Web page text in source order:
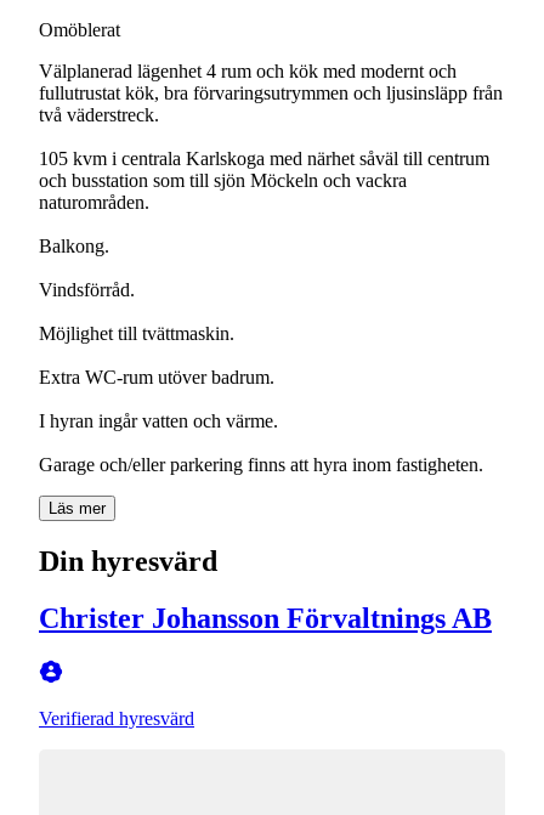
Omöblerat
Välplanerad lägenhet 4 rum och kök med modernt och
fullutrustat kök, bra förvaringsutrymmen och ljusinsläpp från
två väderstreck.
105 kvm i centrala Karlskoga med närhet såväl till centrum
och busstation som till sjön Möckeln och vackra
naturområden.
Balkong.
Vindsförråd.
Möjlighet till tvättmaskin.
Extra WC-rum utöver badrum.
I hyran ingår vatten och värme.
Garage och/eller parkering finns att hyra inom fastigheten.
Läs mer
Din hyresvärd
Christer Johansson Förvaltnings AB
Verifierad hyresvärd